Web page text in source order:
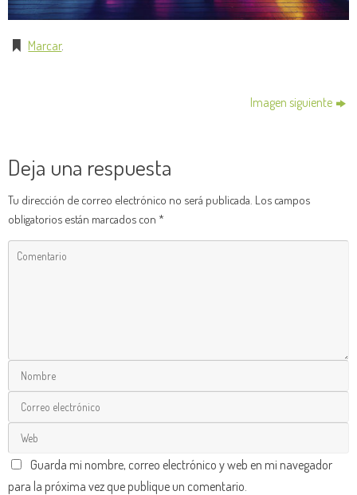
Marcar.
Imagen siguiente
Deja una respuesta
Tu dirección de correo electrónico no será publicada. Los campos
obligatorios están marcados con *
Guarda mi nombre, correo electrónico y web en mi navegador
para la próxima vez que publique un comentario.